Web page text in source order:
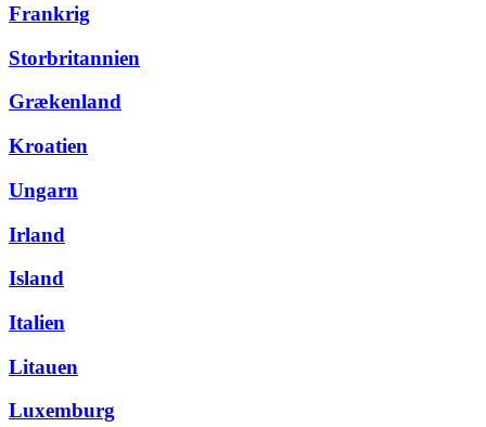
Frankrig
Storbritannien
Grækenland
Kroatien
Ungarn
Irland
Island
Italien
Litauen
Luxemburg